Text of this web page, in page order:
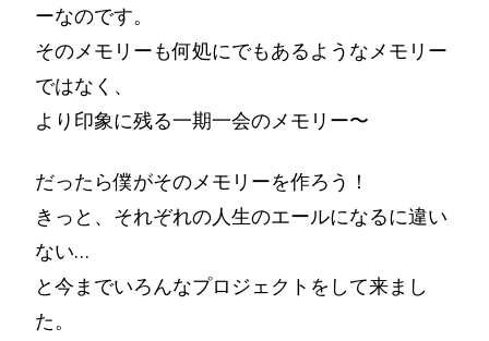
ーなのです。
そのメモリーも何処にでもあるようなメモリー
ではなく、
より印象に残る一期一会のメモリー〜
だったら僕がそのメモリーを作ろう！
きっと、それぞれの人生のエールになるに違い
ない…
と今までいろんなプロジェクトをして来まし
た。